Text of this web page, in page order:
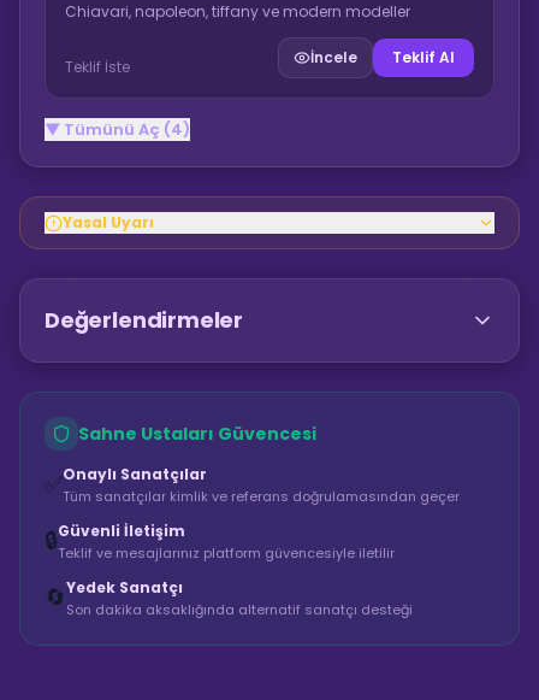
Chiavari, napoleon, tiffany ve modern modeller
Teklif İste İncele Teklif Al
▼ Tümünü Aç (4)
Yasal Uyarı
Değerlendirmeler
Sahne Ustaları Güvencesi
✅Onaylı Sanatçılar
Tüm sanatçılar kimlik ve referans doğrulamasından geçer
🔒Güvenli İletişim
Teklif ve mesajlarınız platform güvencesiyle iletilir
🔄Yedek Sanatçı
Son dakika aksaklığında alternatif sanatçı desteği